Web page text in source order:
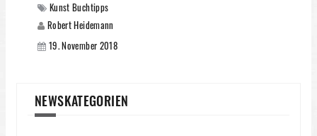
Kunst Buchtipps
Robert Heidemann
19. November 2018
NEWSKATEGORIEN